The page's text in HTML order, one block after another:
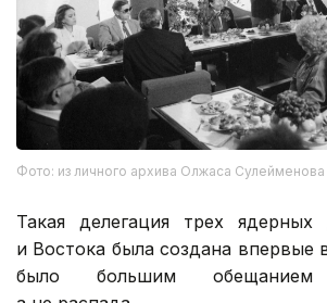
Фото: из личного архива Олжаса Сулейменова
Такая делегация трех
и Востока была создана впервые
было большим обещанием